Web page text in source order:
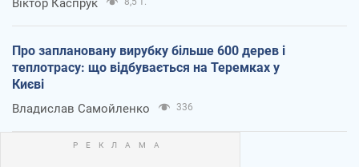
Віктор Каспрук
Про заплановану вирубку більше 600 дерев і
теплотрасу: що відбувається на Теремках у
Києві
Владислав Самойленко 336